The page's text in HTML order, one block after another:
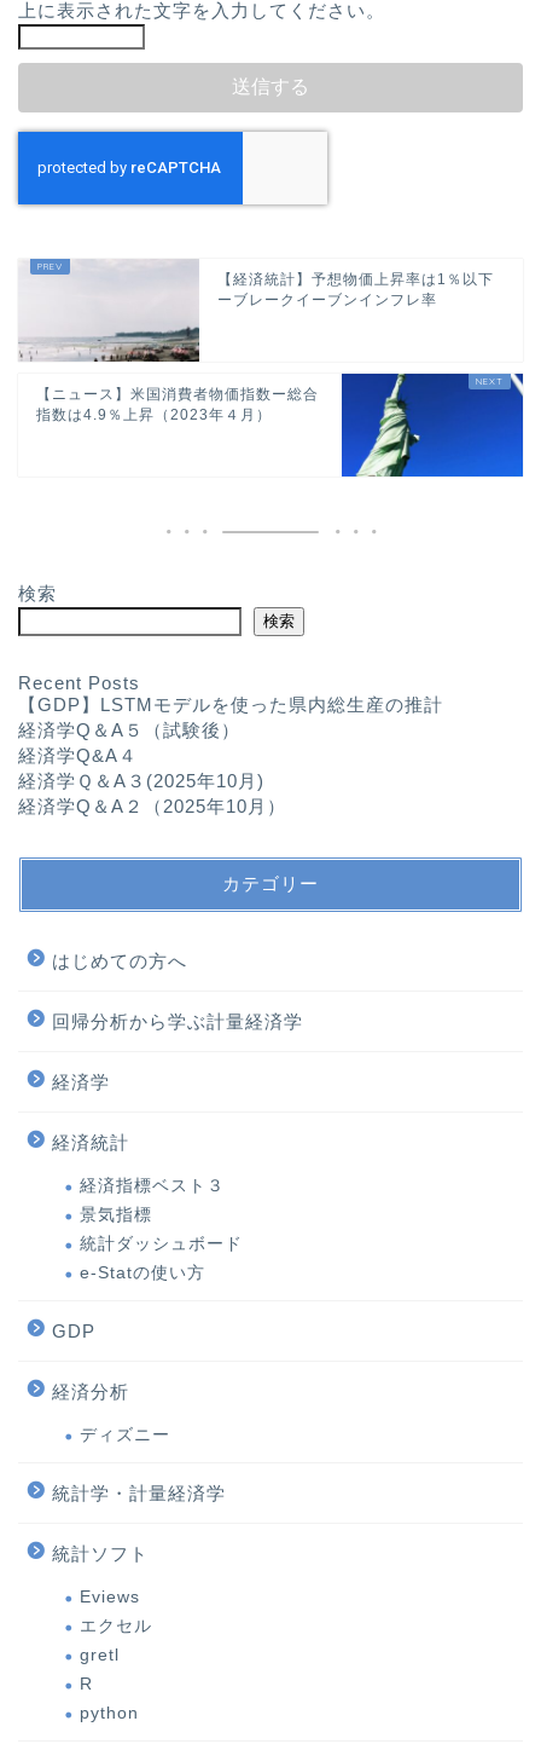
上に表示された文字を入力してください。
【経済統計】予想物価上昇率は1％以下
ーブレークイーブンインフレ率
【ニュース】米国消費者物価指数ー総合
指数は4.9％上昇（2023年４月）
検索
検索
Recent Posts
【GDP】LSTMモデルを使った県内総生産の推計
経済学Q＆A５（試験後）
経済学Q&A４
経済学Ｑ＆A３(2025年10月)
経済学Q＆A２（2025年10月）
カテゴリー
はじめての方へ
回帰分析から学ぶ計量経済学
経済学
経済統計
経済指標ベスト３
景気指標
統計ダッシュボード
e-Statの使い方
GDP
経済分析
ディズニー
統計学・計量経済学
統計ソフト
Eviews
エクセル
gretl
R
python